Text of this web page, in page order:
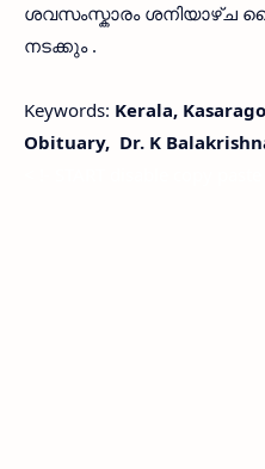
ശവസംസ്കാരം ശനിയാഴ്ച
നടക്കും .
Keywords: Kerala,
Obituary, Dr. K